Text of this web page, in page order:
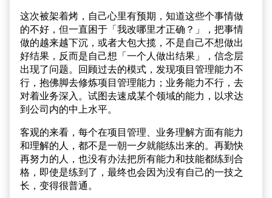
这次被架着烤，自己心里有预期，知道这些个事情做
的不好，但一直困于「我改哪里才正确？」，把事情
做的越来越下沉，或者大包大揽，不是自己不想做出
好结果，反而是自己想「一个人做出结果」，信念层
出现了问题。回顾过去的模式，发现项目管理能力不
行，抱佛脚去修炼项目管理能力；业务能力不行，去
对着业务深入。试图去速成某个领域的能力，以求达
到公司内的中上水平。
客观的来看，每个在项目管理、业务理解方面有能力
和理解的人，都不是一朝一夕就能练出来的。再勤快
再努力的人，也没有办法把所有能力和技能都练到合
格，即使是练到了，最终也会因为没有自己的一技之
长，变得很普通。